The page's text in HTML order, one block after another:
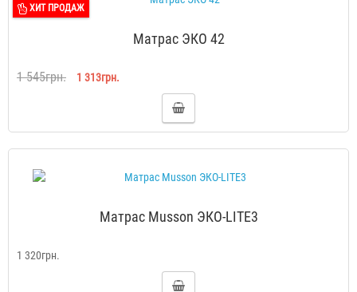
ХИТ ПРОДАЖ
Матрас ЭКО 42
1 545грн. 1 313грн.
Матрас Musson ЭКО-LITE3
1 320грн.